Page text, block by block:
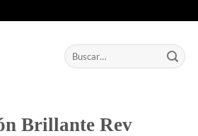
Buscar
por:
Brillante Rev